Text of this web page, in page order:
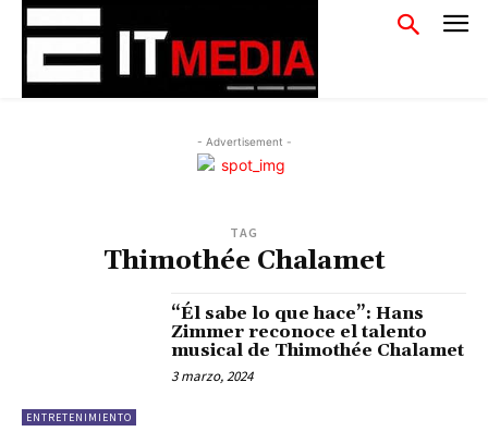
- Advertisement -
TAG
Thimothée Chalamet
ENTRETENIMIENTO
“Él sabe lo que hace”: Hans
Zimmer reconoce el talento
musical de Thimothée Chalamet
3 marzo, 2024